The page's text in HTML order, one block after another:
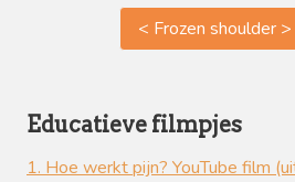
< Frozen shoulder >
Educatieve filmpjes
1. Hoe werkt pijn? YouTube film